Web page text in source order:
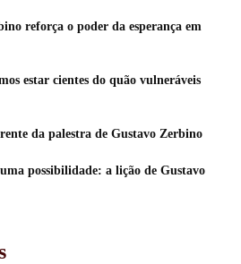
reforça o poder da esperança em
estar cientes do quão vulneráveis
da palestra de Gustavo Zerbino
possibilidade: a lição de Gustavo